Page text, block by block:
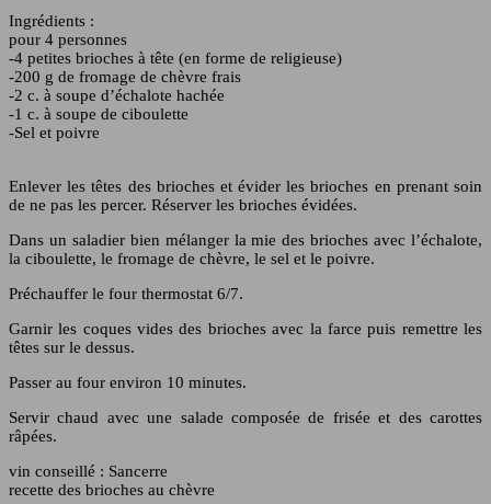
Ingrédients :
pour 4 personnes
-4 petites brioches à tête (en forme de religieuse)
-200 g de fromage de chèvre frais
-2 c. à soupe d’échalote hachée
-1 c. à soupe de ciboulette
-Sel et poivre
Enlever les têtes des brioches et évider les brioches en prenant soin
de ne pas les percer. Réserver les brioches évidées.
Dans un saladier bien mélanger la mie des brioches avec l’échalote,
la ciboulette, le fromage de chèvre, le sel et le poivre.
Préchauffer le four thermostat 6/7.
Garnir les coques vides des brioches avec la farce puis remettre les
têtes sur le dessus.
Passer au four environ 10 minutes.
Servir chaud avec une salade composée de frisée et des carottes
râpées.
vin conseillé : Sancerre
recette des brioches au chèvre